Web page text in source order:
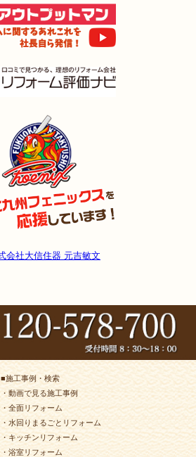
■施工事例・検索
・動画で見る施工事例
・全面リフォーム
・水回りまるごとリフォーム
・キッチンリフォーム
・浴室リフォーム